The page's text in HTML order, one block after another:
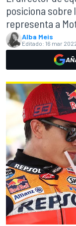
posiciona sobre
representa a
Alba Meis
Editado: 16 mar